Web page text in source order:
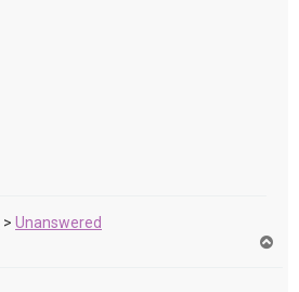
> Unanswered